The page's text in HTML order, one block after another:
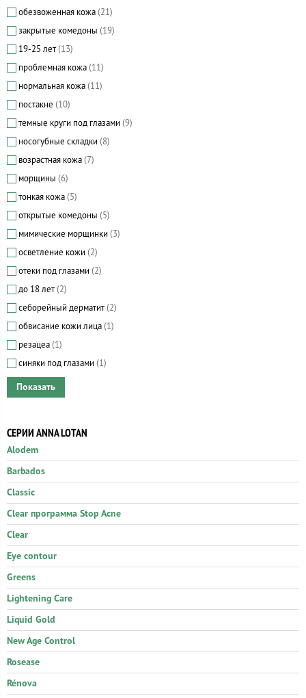
обезвоженная кожа (21)
закрытые комедоны (19)
19-25 лет(13)
проблемная кожа (11)
нормальная кожа (11)
постакне (10)
темные круги под глазами (9)
носогубные складки (8)
возрастная кожа (7)
морщины (6)
тонкая кожа (5)
открытые комедоны (5)
мимические морщинки (3)
осветление кожи (2)
отеки под глазами (2)
до 18 лет(2)
себорейный дерматит(2)
обвисание кожи лица (1)
резацеа (1)
синяки под глазами (1)
СЕРИИ ANNA LOTAN
Alodem
Barbados
Classic
Clear программа Stop Acne
Clear
Eye contour
Greens
Lightening Care
Liquid Gold
New Age Control
Rosease
Rénova